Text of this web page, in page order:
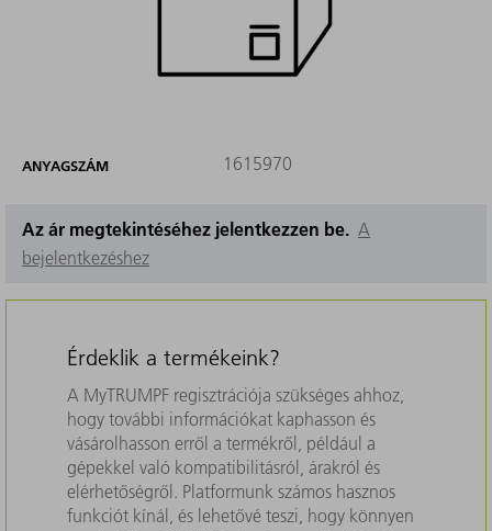
ANYAGSZÁM 1615970
Az ár megtekintéséhez jelentkezzen be. A
bejelentkezéshez
Érdeklik a termékeink?
A MyTRUMPF regisztrációja szükséges ahhoz,
hogy további információkat kaphasson és
vásárolhasson erről a termékről, például a
gépekkel való kompatibilitásról, árakról és
elérhetőségről. Platformunk számos hasznos
funkciót kínál, és lehetővé teszi, hogy könnyen